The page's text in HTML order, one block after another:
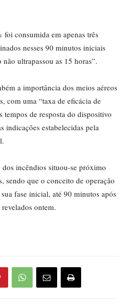
consumida em apenas três
nesses 90 minutos iniciais
ultrapassou as 15 horas”.
a importância dos meios aéreos
com uma “taxa de eficácia de
de resposta do dispositivo
indicações estabelecidas pela
incêndios situou-se próximo
sendo que o conceito de operação
fase inicial, até 90 minutos após
ontem.